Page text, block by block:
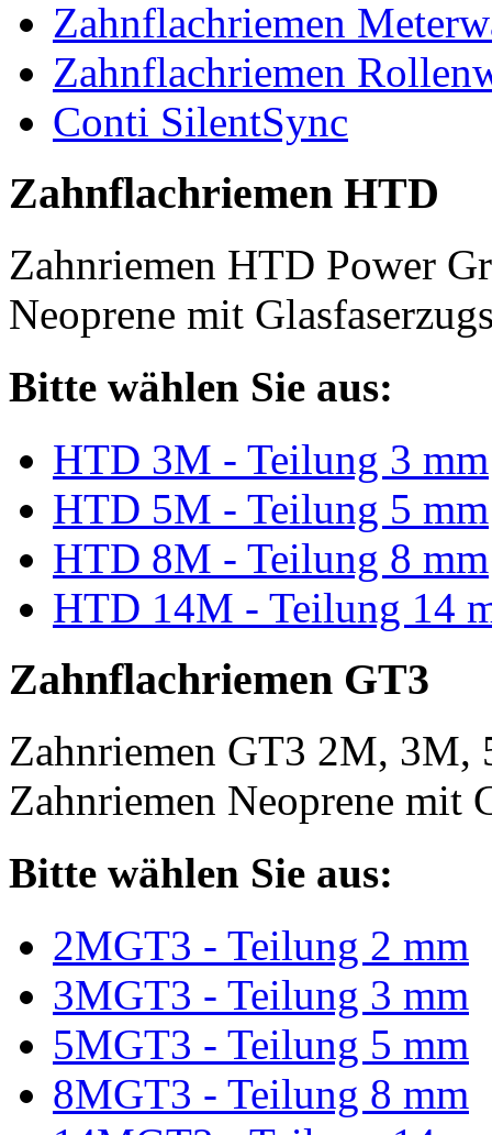
Zahnflachriemen
Zahnflachriemen
Conti SilentSync
Zahnflachriemen HTD
Zahnriemen HTD Power
Neoprene mit
Bitte wählen Sie aus:
HTD 3M - Teilung 3 mm
HTD 5M - Teilung 5 mm
HTD 8M - Teilung 8 mm
HTD 14M - Teilung 14
Zahnflachriemen GT3
Zahnriemen GT3 2M, 3M,
Zahnriemen Neoprene mit
Bitte wählen Sie aus:
2MGT3 - Teilung 2 mm
3MGT3 - Teilung 3 mm
5MGT3 - Teilung 5 mm
8MGT3 - Teilung 8 mm